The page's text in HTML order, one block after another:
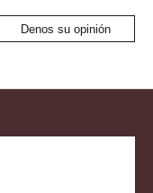
Denos su opinión